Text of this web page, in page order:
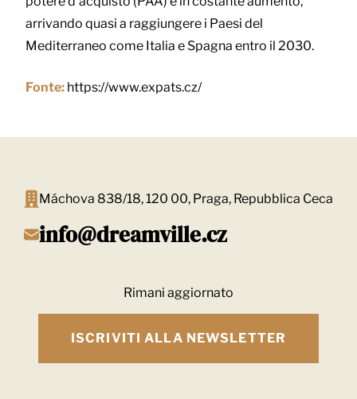
arrivando quasi a raggiungere i Paesi del
Mediterraneo come Italia e Spagna entro il 2030.
Fonte: https://www.expats.cz/
Máchova 838/18, 120 00, Praga, Repubblica Ceca
info@dreamville.cz
Rimani aggiornato
ISCRIVITI ALLA NEWSLETTER